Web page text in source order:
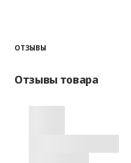
ОТЗЫВЫ
Отзывы товара